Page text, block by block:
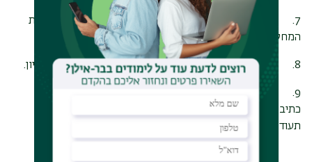
7. שנה ב
: רישום לקוד תזה (10 נ"ז שכר לימוד) והכנת עבודת
המחקר.
8. סיום עבודת המחקר, הגשה, שיפוט, בחינת הגנה וקבלת ציון.
9.
כתיבת התזה הכולל את הציון שניתן לה. במסלול זה לא תוענק
תעודת מוסמך.